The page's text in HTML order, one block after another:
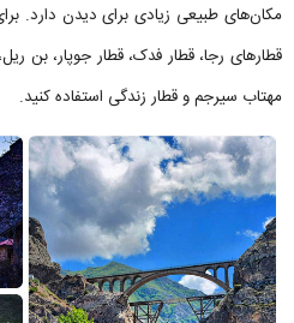
مکان‌های طبیعی زیادی برای دیدن دارد.
قطارهای رجا، قطار فدک، قطار جوپار، بن
مهتاب سیرجم و قطار زندگی استفاده کنید.